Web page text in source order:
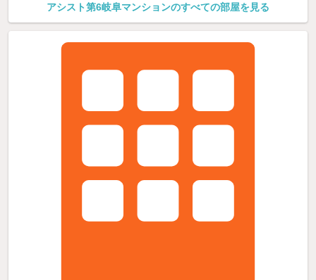
アシスト第6岐阜マンションのすべての部屋を見る